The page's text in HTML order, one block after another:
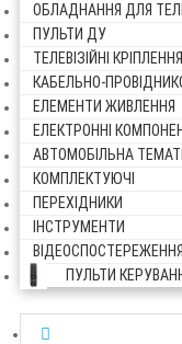
ОБЛАДНАННЯ ДЛЯ
ПУЛЬТИ ДУ
ТЕЛЕВІЗІЙНІ КРІПЛЕННЯ
КАБЕЛЬНО-
ЕЛЕМЕНТИ ЖИВЛЕННЯ
ЕЛЕКТРОННІ
АВТОМОБІЛЬНА
КОМПЛЕКТУЮЧІ
ПЕРЕХІДНИКИ
ІНСТРУМЕНТИ
ВІДЕОСПОСТЕРЕЖЕННЯ
ПУЛЬТИ